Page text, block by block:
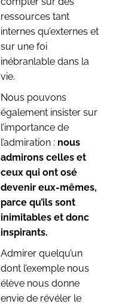
ressources tant
internes qu’externes et
sur une foi
inébranlable dans la
vie.
Nous pouvons
également insister sur
l’importance de
l’admiration : nous
admirons celles et
ceux qui ont osé
devenir eux-mêmes,
parce qu’ils sont
inimitables et donc
inspirants.
Admirer quelqu’un
dont l’exemple nous
élève nous donne
envie de révéler le